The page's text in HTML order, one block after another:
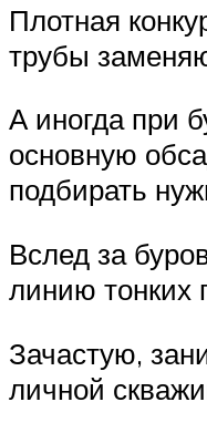
Плотная
трубы
А иногда при
основную
подбирать
Вслед за
линию тонких
Зачастую,
личной